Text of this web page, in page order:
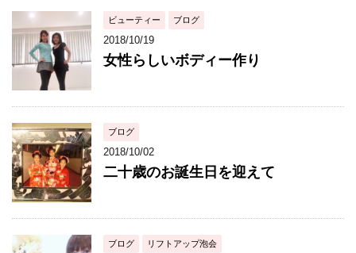
ビューティー ブログ
2018/10/19
女性らしいボディー作り
ブログ
2018/10/02
二十歳のお誕生日を迎えて
ブログ リフトアップ泡会